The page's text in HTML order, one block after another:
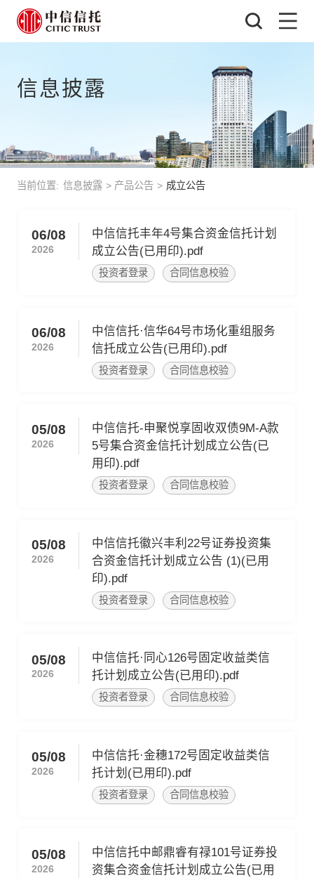
信息披露
当前位置: 信息披露 > 产品公告 > 成立公告
06/08
2026
中信信托丰年4号集合资金信托计划
成立公告(已用印).pdf
投资者登录 合同信息校验
06/08
2026
中信信托·信华64号市场化重组服务
信托成立公告(已用印).pdf
投资者登录 合同信息校验
05/08
2026
中信信托-申聚悦享固收双债9M-A款
5号集合资金信托计划成立公告(已
用印).pdf
投资者登录 合同信息校验
05/08
2026
中信信托徽兴丰利22号证券投资集
合资金信托计划成立公告 (1)(已用
印).pdf
投资者登录 合同信息校验
05/08
2026
中信信托·同心126号固定收益类信
托计划成立公告(已用印).pdf
投资者登录 合同信息校验
05/08
2026
中信信托·金穗172号固定收益类信
托计划(已用印).pdf
投资者登录 合同信息校验
05/08
2026
中信信托中邮鼎睿有禄101号证券投
资集合资金信托计划成立公告(已用